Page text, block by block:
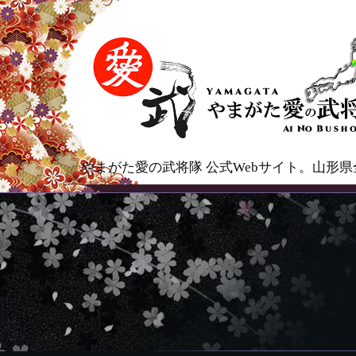
やまがた愛の武将隊 公式Webサイト。山形